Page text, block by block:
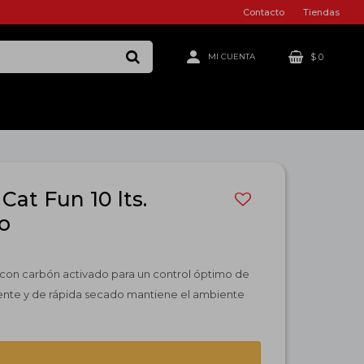
$ 0
Contacto Tiendas
Fun 10 lts.
carbón activado para un control óptimo de
y de rápida secado mantiene el ambiente